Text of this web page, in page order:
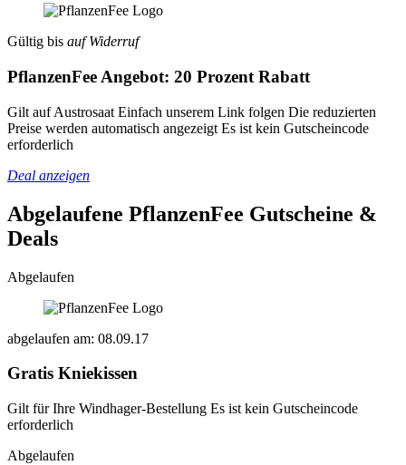
Gültig bis auf Widerruf
PflanzenFee Angebot: 20 Prozent Rabatt
Gilt auf Austrosaat Einfach unserem Link folgen Die reduzierten
Preise werden automatisch angezeigt Es ist kein Gutscheincode
erforderlich
Deal anzeigen
Abgelaufene PflanzenFee Gutscheine &
Deals
Abgelaufen
abgelaufen am: 08.09.17
Gratis Kniekissen
Gilt für Ihre Windhager-Bestellung Es ist kein Gutscheincode
erforderlich
Abgelaufen